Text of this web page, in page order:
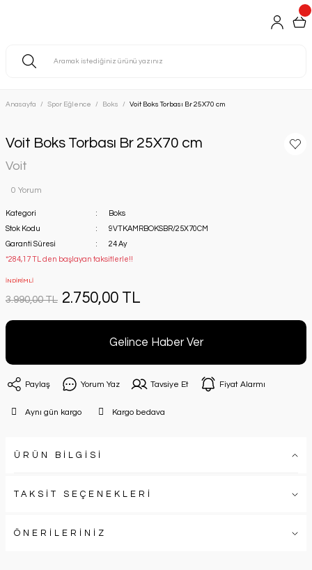
Anasayfa Spor Eğlence Boks Voit Boks Torbası Br 25X70 cm
Voit Boks Torbası Br 25X70 cm
Voit
0 Yorum
Kategori
Boks
Stok Kodu
9VTKAMRBOKSBR/25X70CM
Garanti Süresi
24 Ay
*284,17 TL den başlayan taksitlerle!!
İNDİRİMLİ
3.990,00 TL 2.750,00 TL
Gelince Haber Ver
Paylaş Yorum Yaz Tavsiye Et Fiyat Alarmı
Aynı gün kargo Kargo bedava
ÜRÜN BİLGİSİ
TAKSİT SEÇENEKLERİ
ÖNERİLERİNİZ